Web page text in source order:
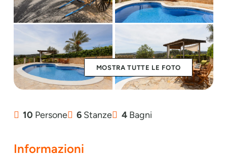
MOSTRA TUTTE LE FOTO
10 Persone 6 Stanze 4Bagni
Informazioni